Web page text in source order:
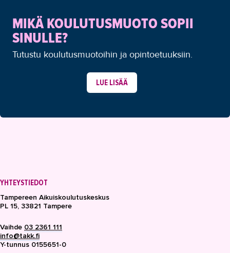
MIKÄ KOULUTUSMUOTO SOPII
SINULLE?
Tutustu koulutusmuotoihin ja opintoetuuksiin.
LUE LISÄÄ
YHTEYSTIEDOT
Tampereen Aikuiskoulutuskeskus
PL 15, 33821 Tampere
Vaihde 03 2361 111
info@takk.fi
Y-tunnus 0155651-0